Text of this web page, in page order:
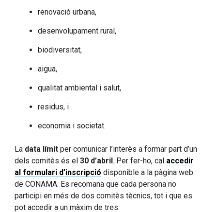
renovació urbana,
desenvolupament rural,
biodiversitat,
aigua,
qualitat ambiental i salut,
residus, i
economia i societat.
La data límit per comunicar l’interès a formar part d’un
dels comitès és el 30 d’abril. Per fer-ho, cal accedir
al formulari d’inscripció disponible a la pàgina web
de CONAMA. Es recomana que cada persona no
participi en més de dos comitès tècnics, tot i que es
pot accedir a un màxim de tres.